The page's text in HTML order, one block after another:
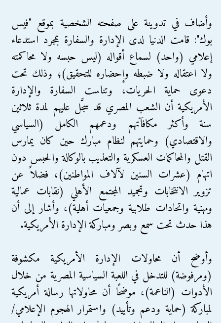
وأضاف في تدوينة على صفحته الشخصية بموقع "فيس
بوك": قامت الدنيا لدى الإدارة والسفارة بمجرد استدعاء
إعلامي (واحد) لسماع أقواله (ليس حبسه ولا محاكمته
ولا اعتقاله ولا ضبطه وإحضاره للتحقيق)؛ وذلك تحت
دعوى حماية الحريات، وتناست السفارة والإدارة
الأمريكية أن الشعب المصري قد سجَّل عليهم لمدة ثلاثين
سنة وأكثر مكافآتهم ودعمهم الكامل (السياسي
والاقتصادي) وحمايتهم لنظام مبارك حين كان يمارس
القتل والمحاكمات العسكرية والتعذيب بالوكالة والحبس دون
اتهام (عشرات السنين لآلاف المواطنين)، فضلاً عن
تزوير الانتخابات وتجميد المجتمع الأهلي (نقابات عمالية
ومهنية واتحادات طلابية وجمعيات أهلية)، وأشار إلى أن
هذا حدث تحت سمع وبصر ومباركة الإدارة الأمريكية.
وأوضح أن محاولات الإدارة الأمريكية مكشوفة
(ومرفوضة) للتدخل في اللعبة السياسية المصرية من خلال
الأدوات (الناعمة)، موضحًا أن محاولاتها رسالة أمريكية
لمباركة (حماية ودعم وتأييد) واستمرار الهجوم الإعلامي/